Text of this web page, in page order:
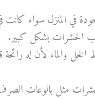
في المنزل سواء كانت
الحشرات بشكل كبير.
والماء لأن له رائحة
مثل بالوعات